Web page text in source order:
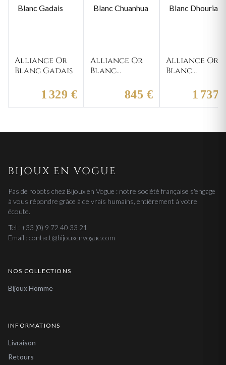
Alliance Or
Blanc Gadais
1 329 €
Alliance Or
Blanc
845 €
Alliance Or
Blanc
1 737
BIJOUX EN VOGUE
Pas de robots chez Bijoux en Vogue : notre société française s'engage
à vous répondre grâce à de vrais humains, entièrement à votre
écoute.
Tel : +33 (0) 9 72 40 33 21
Email : contact@bijouxenvogue.com
NOS COLLECTIONS
Bijoux Homme
INFORMATIONS
Livraison
Retours